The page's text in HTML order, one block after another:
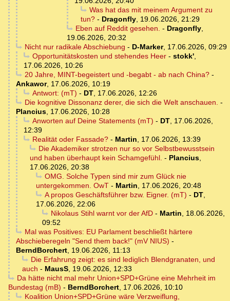
Was hat das mit meinem Argument zu
tun? - Dragonfly, 19.06.2026, 21:29
Eben auf Reddit gesehen. - Dragonfly,
19.06.2026, 20:32
Nicht nur radikale Abschiebung - D-Marker, 17.06.2026, 09:29
Opportunitätskosten und stehendes Heer- stokk',
17.06.2026, 10:26
20 Jahre, MINT-begeistert und -begabt - ab nach China?-
Ankawor, 17.06.2026, 10:19
Antwort: (mT) - DT, 17.06.2026, 12:26
Die kognitive Dissonanz derer, die sich die Welt anschauen. -
Plancius, 17.06.2026, 10:28
Anworten auf Deine Statements (mT) - DT, 17.06.2026,
12:39
Realität oder Fassade?- Martin, 17.06.2026, 13:39
Die Akademiker strotzen nur so vor Selbstbewusstsein
und haben überhaupt kein Schamgefühl. - Plancius,
17.06.2026, 20:38
OMG. Solche Typen sind mir zum Glück nie
untergekommen. OwT - Martin, 17.06.2026, 20:48
A propos Geschäftsführer bzw. Eigner. (mT) - DT,
17.06.2026, 22:06
Nikolaus Stihl warnt vor der AfD- Martin, 18.06.2026,
09:52
Mal was Positives: EU Parlament beschließt härtere
Abschieberegeln "Send them back!" (mV NIUS) -
BerndBorchert, 19.06.2026, 11:13
Die Erfahrung zeigt: es sind lediglich Blendgranaten, und
auch - MausS, 19.06.2026, 12:33
Da hätte nicht mal mehr Union+SPD+Grüne eine Mehrheit im
Bundestag (mB) - BerndBorchert, 17.06.2026, 10:10
Koalition Union+SPD+Grüne wäre Verzweiflung,